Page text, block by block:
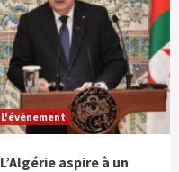
L'évènement
L’Algérie aspire à un